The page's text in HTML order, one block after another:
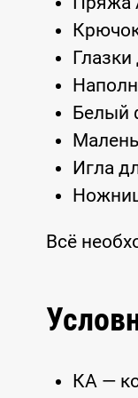
Белый
Игла
Всё
КА —